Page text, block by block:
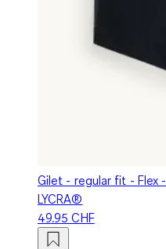
Gilet - regular fit - Flex -
LYCRA®
49.95 CHF